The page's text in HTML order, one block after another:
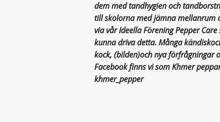
dem med tandhygien och
till skolorna med jämna mellanrum
via vår Ideella Förening Pepper
kunna driva detta. Många
kock, (bilden)och nya förfrågningar
Facebook finns vi som Khmer
khmer_pepper